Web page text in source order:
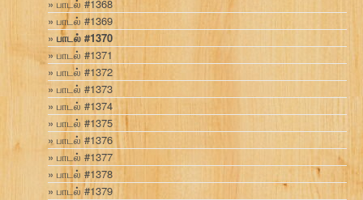
பாடல் #1368
பாடல் #1369
பாடல் #1370
பாடல் #1371
பாடல் #1372
பாடல் #1373
பாடல் #1374
பாடல் #1375
பாடல் #1376
பாடல் #1377
பாடல் #1378
பாடல் #1379